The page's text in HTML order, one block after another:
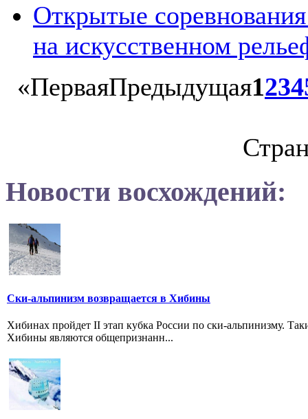
Открытые
на искусственном
«ПерваяПредыдущая1234
Новости восхождений:
Ски-альпинизм возвращается в Хибины
Хибинах пройдет II этап кубка России по ски-альпинизму.
Хибины являются общепризнанн...